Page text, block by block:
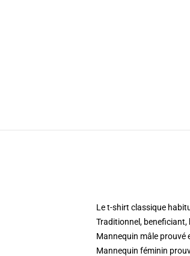
Le t-shirt classique
Traditionnel, beneficiant,
Mannequin mâle prouvé
Mannequin féminin